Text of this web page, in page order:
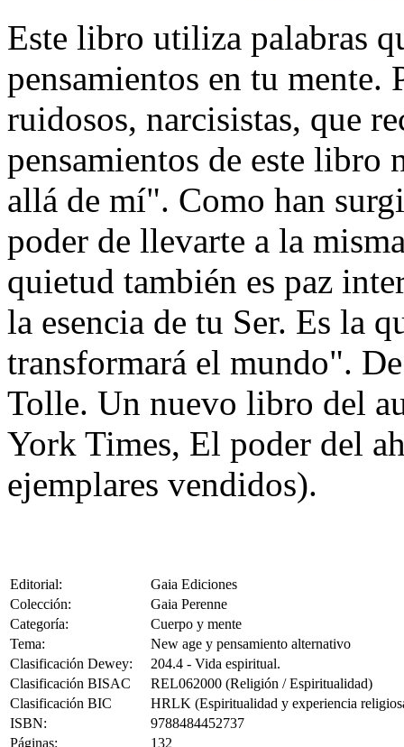
Este libro utiliza palabras
pensamientos en tu mente.
ruidosos, narcisistas, que
pensamientos de este
allá de mí". Como han
poder de llevarte a la
quietud también es paz
la esencia de tu Ser. Es la
transformará el mundo".
Tolle. Un nuevo libro del
York Times, El poder del
ejemplares vendidos).
Editorial:
Gaia Ediciones
Colección:
Gaia Perenne
Categoría:
Cuerpo y mente
Tema:
New age y pensamiento alternativo
Clasificación Dewey:
204.4 - Vida espiritual.
Clasificación BISAC
REL062000 (Religión / Espiritualidad)
Clasificación BIC
HRLK (Espiritualidad y experiencia
ISBN:
9788484452737
Páginas:
132